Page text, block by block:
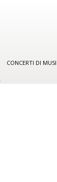
CONCERTI DI